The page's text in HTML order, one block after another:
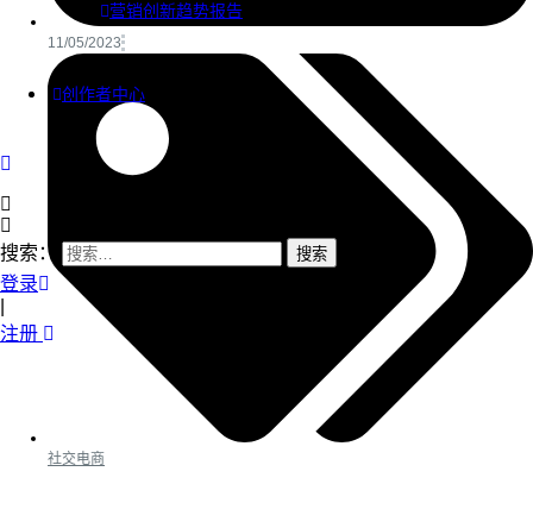
营销创新趋势报告
创作者中心
搜索：
登录
注册
11/05/2023
社交电商